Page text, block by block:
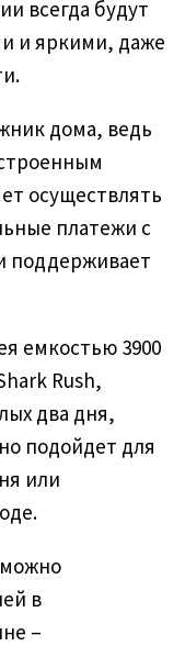
всегда будут
и яркими, даже
дома, ведь
осуществлять
платежи с
поддерживает
емкостью 3900
Rush,
два дня,
подойдет для
или
в
–